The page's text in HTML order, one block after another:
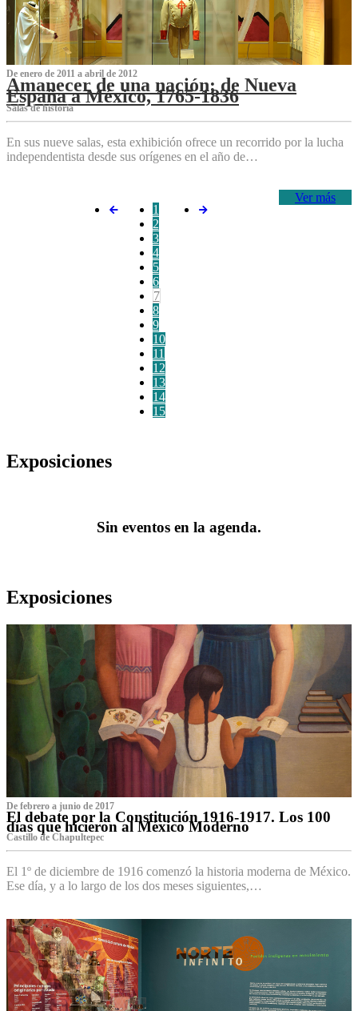
De enero de 2011 a abril de 2012
Amanecer de una nación: de Nueva
España a México, 1765-1836
Salas de historia
En sus nueve salas, esta exhibición ofrece un recorrido por la lucha
independentista desde sus orígenes en el año de…
Ver más
1
2
3
4
5
6
7
8
9
10
11
12
13
14
15
Exposiciones
Sin eventos en la agenda.
Exposiciones
De febrero a junio de 2017
El debate por la Constitución 1916-1917. Los 100
días que hicieron al México Moderno
Castillo de Chapultepec
El 1º de diciembre de 1916 comenzó la historia moderna de México.
Ese día, y a lo largo de los dos meses siguientes,…